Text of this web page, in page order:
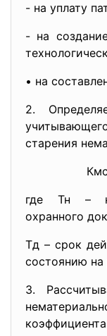
- на уплату
- на
• на
2.
старения
где Тн –
охранного
Тд – срок
состоянию
3.